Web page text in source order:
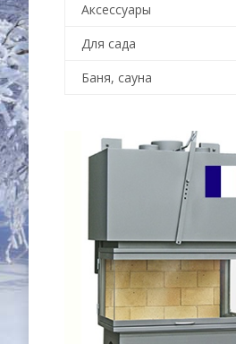
Аксессуары
Для сада
Баня, сауна